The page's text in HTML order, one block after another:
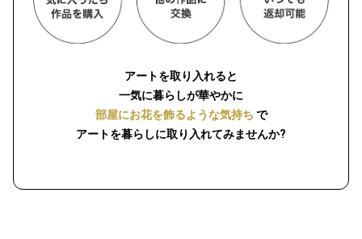
アートを取り入れると
一気に暮らしが華やかに
部屋にお花を飾るような気持ち で
アートを暮らしに取り入れてみませんか?